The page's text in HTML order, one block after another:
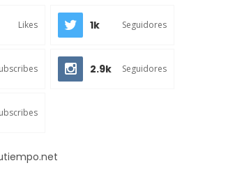
Likes 1k Seguidores
2.9k Seguidores